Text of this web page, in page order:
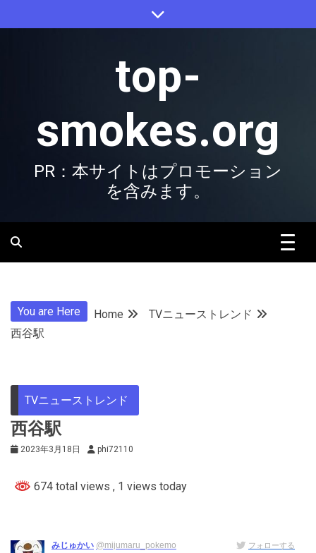
to
top-
smokes.org
PR：本サイトはプロモーション
を含みます。
You are Here Home
TVニューストレンド
西谷駅
TVニューストレンド
西谷駅
2023年3月18日 phi72110
674 total views , 1 views today
みじゅかい @mijumaru_pokemo フォローする